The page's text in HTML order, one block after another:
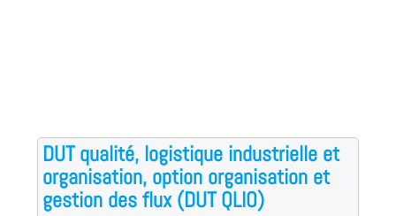
DUT qualité, logistique industrielle et
organisation, option organisation et
gestion des flux (DUT QLIO)